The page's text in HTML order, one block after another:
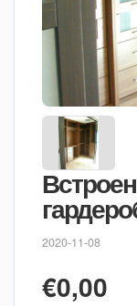
2020-11-08
€0,00